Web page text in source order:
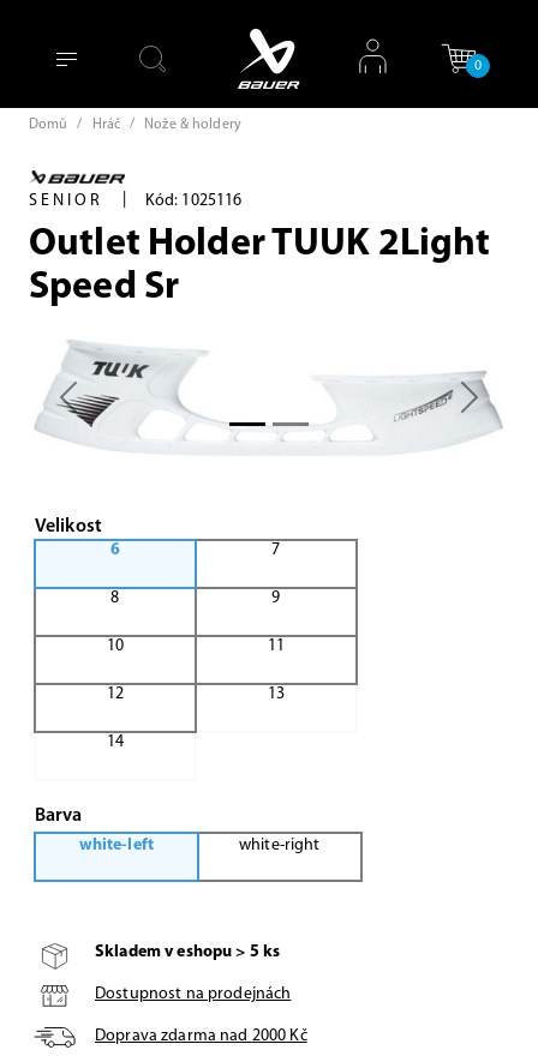
0
Domů / Hráč / Nože & holdery
SENIOR Kód: 1025116
Outlet Holder TUUK 2Light
Speed Sr
Previous Next
Velikost
6 7
8 9
10 11
12 13
14
Barva
white-left white-right
Skladem v eshopu > 5 ks
Dostupnost na prodejnách
Doprava zdarma nad 2000 Kč